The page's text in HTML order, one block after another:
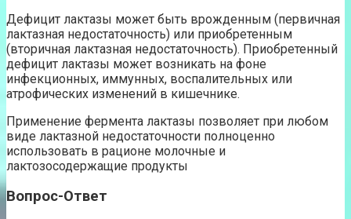
Дефицит лактазы может быть врожденным (первичная
лактазная недостаточность) или приобретенным
(вторичная лактазная недостаточность). Приобретенный
дефицит лактазы может возникать на фоне
инфекционных, иммунных, воспалительных или
атрофических изменений в кишечнике.
Применение фермента лактазы позволяет при любом
виде лактазной недостаточности полноценно
использовать в рационе молочные и
лактозосодержащие продукты
Вопрос-Ответ